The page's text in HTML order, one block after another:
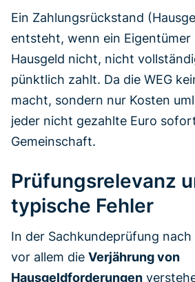
Ein Zahlungsrückstand
entsteht, wenn ein Eigentümer
Hausgeld nicht, nicht
pünktlich zahlt. Da die WEG
macht, sondern nur Kosten
jeder nicht gezahlte Euro
Gemeinschaft.
Prüfungsrelevanz
typische Fehler
In der Sachkundeprüfung nach
vor allem die Verjährung von
Hausgeldforderungen